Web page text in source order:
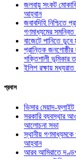
জলবায়ু সংকট
আহ্বান
জবাবদিহি
গণমাধ্যমের
বাজেটে পানিতে
প্রান্তিক
শক্তিশালী ভূমিকার
ইলিশ রক্ষায় মধ্যরাত
প্রবাস
ভিসার মেয়াদ-ফ্লাইট
সরকারি ব্যবস্থার
আলোচনা সভা
স্থানীয়
আহ্বান
আরব আমিরাতে